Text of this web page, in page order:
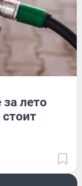
лето